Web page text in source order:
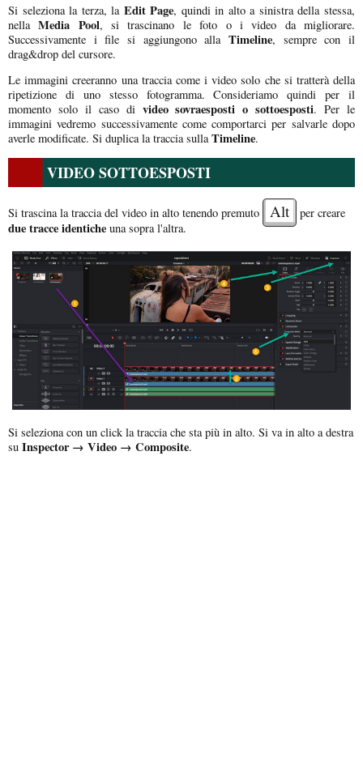
Si seleziona la terza, la Edit Page, quindi in alto a sinistra della stessa,
nellaMedia Pool, si trascinano le foto o i video da migliorare.
Successivamente i file si aggiungono allaTimeline, sempre con il
drag&drop del cursore.
Le immagini creeranno una traccia come i video solo che si tratterà della
ripetizione di uno stesso fotogramma. Consideriamo quindi per il
momento solo il caso di video sovraesposti o sottoesposti. Per le
immagini vedremo successivamente come comportarci per salvarle dopo
averle modificate. Si duplica la traccia sullaTimeline.
VIDEO SOTTOESPOSTI
Si trascina la traccia del video in alto tenendo premuto Alt per creare
due tracce identiche una sopra l'altra.
Si seleziona con un click la traccia che sta più in alto. Si va in alto a destra
su Inspector → Video → Composite.